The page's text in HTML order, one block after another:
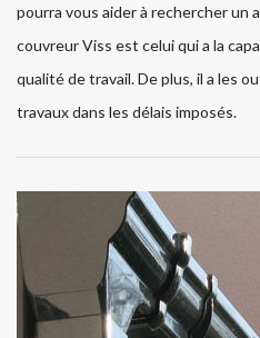
pourra vous aider à rechercher un
couvreur Viss est celui qui a la
qualité de travail. De plus, il a les
travaux dans les délais imposés.